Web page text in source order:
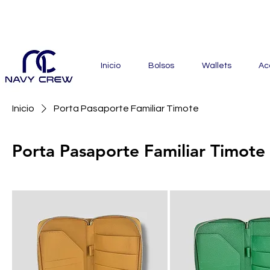
Inicio Bolsos Wallets
Inicio Porta Pasaporte Familiar Timote
Porta Pasaporte Familiar Timote